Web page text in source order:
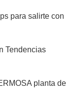
para salirte con
Tendencias
planta de